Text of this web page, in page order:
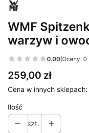
WMF
warzyw i
0.00(Oceny: 0
Cena
259,00 zł
Cena w innych sklepach:
Ilość
szt.